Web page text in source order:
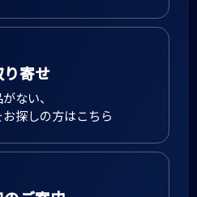
寄せ
ない、
探しの方はこちら